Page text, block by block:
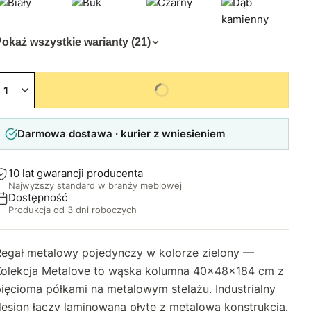
wszystkie warianty (21)
Niedostępny
Darmowa dostawa · kurier z wniesieniem
10 lat gwarancji producenta
Najwyższy standard w branży meblowej
Dostępność
Produkcja od 3 dni roboczych
metalowy pojedynczy w kolorze zielony —
Metalove to wąska kolumna 40×48×184 cm z
półkami na metalowym stelażu. Industrialny
łączy laminowaną płytę z metalową konstrukcją.